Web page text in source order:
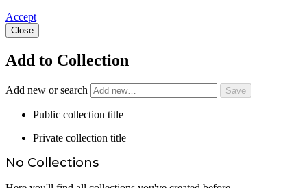
Accept
Close
Add to Collection
Add new or search
Public collection title
Private collection title
No Collections